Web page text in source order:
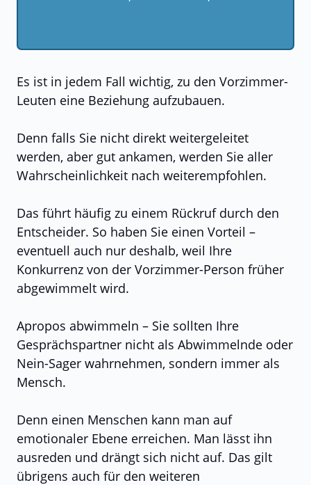
Es ist in jedem Fall wichtig, zu den Vorzimmer-
Leuten eine Beziehung aufzubauen.
Denn falls Sie nicht direkt weitergeleitet
werden, aber gut ankamen, werden Sie aller
Wahrscheinlichkeit nach weiterempfohlen.
Das führt häufig zu einem Rückruf durch den
Entscheider. So haben Sie einen Vorteil –
eventuell auch nur deshalb, weil Ihre
Konkurrenz von der Vorzimmer-Person früher
abgewimmelt wird.
Apropos abwimmeln – Sie sollten Ihre
Gesprächspartner nicht als Abwimmelnde oder
Nein-Sager wahrnehmen, sondern immer als
Mensch.
Denn einen Menschen kann man auf
emotionaler Ebene erreichen. Man lässt ihn
ausreden und drängt sich nicht auf. Das gilt
übrigens auch für den weiteren